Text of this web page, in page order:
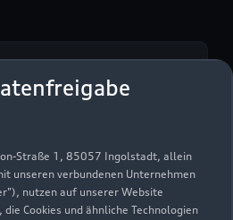
Straße 1, 85057 Ingolstadt, allein
unseren verbundenen Unternehmen
nutzen auf unserer Website
Cookies und ähnliche Technologien